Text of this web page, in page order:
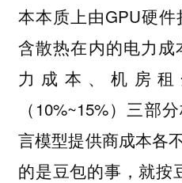
本本质上由GPU硬件
含散热在内的电力成
力成本、机房
（10%~15%）三部
言模型提供商成本各
的是豆包的事，就按